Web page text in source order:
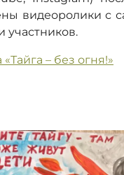
видеоролики с
участников.
– без огня!»